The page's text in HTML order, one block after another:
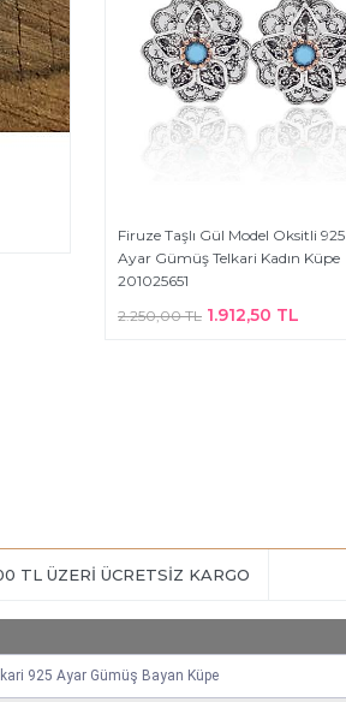
Firuze Taşlı Gül Model Oksitli 925
Ayar Gümüş Telkari Kadın Küpe
201025651
2.250,00 TL 1.912,50 TL
TL ÜZERİ ÜCRETSİZ KARGO
925 Ayar Gümüş Bayan Küpe